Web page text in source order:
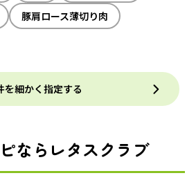
豚肩ロース薄切り肉
を細かく指定する
ならレタスクラブ